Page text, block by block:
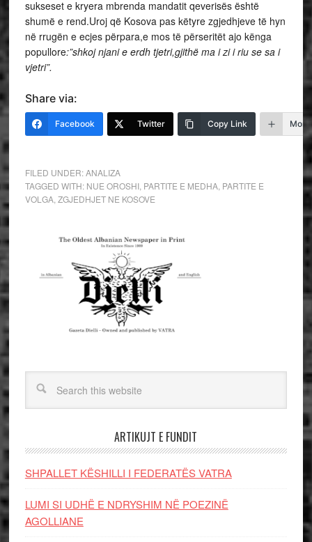
sukseset e kryera mbrenda mandatit qeverisës është
shumë e rend.Uroj që Kosova pas këtyre zgjedhjeve të hyn
në rrugën e ecjes përpara,e mos të përseritët ajo kënga
popullore:”shkoj njani e erdh tjetri,gjithë ma i zi i riu se sa i
vjetri”.
Share via:
Facebook Twitter Copy Link More
FILED UNDER:ANALIZA
TAGGED WITH: NUE OROSHI, PARTITE E MEDHA, PARTITE E
VOLGA, ZGJEDHJET NE KOSOVE
ARTIKUJT E FUNDIT
SHPALLET KËSHILLI I FEDERATËS VATRA
LUMI SI UDHË E NDRYSHIM NË POEZINË
AGOLLIANE